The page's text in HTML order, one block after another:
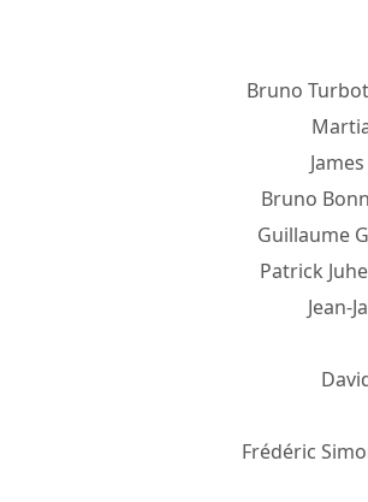
Bruno
Bruno
Guillaume
Patrick
Jean-
Frédéric